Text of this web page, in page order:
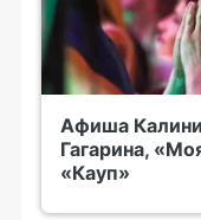
Афиша
Гагарина,
«Кауп»